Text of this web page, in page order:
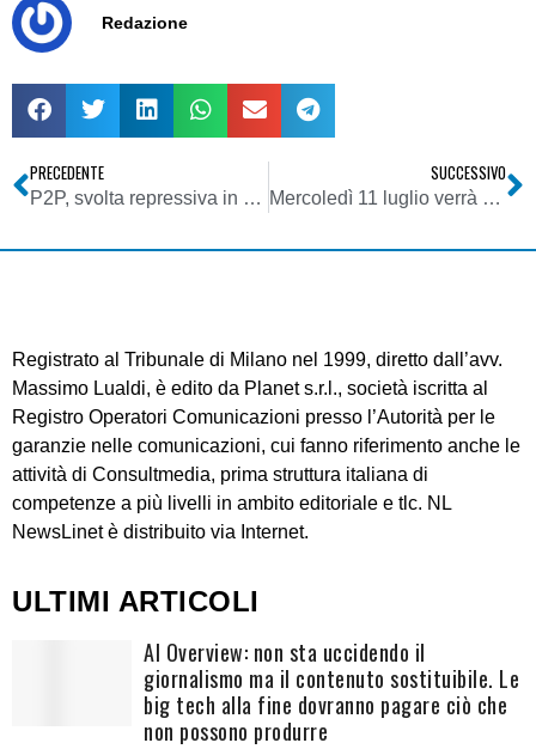
Redazione
PRECEDENTE
P2P, svolta repressiva in Belgio
SUCCESSIVO
Mercoledì 11 luglio verrà presentata a Milano Virgin Radio
Registrato al Tribunale di Milano nel 1999, diretto dall’avv.
Massimo Lualdi, è edito da Planet s.r.l., società iscritta al
Registro Operatori Comunicazioni presso l’Autorità per le
garanzie nelle comunicazioni, cui fanno riferimento anche le
attività di Consultmedia, prima struttura italiana di
competenze a più livelli in ambito editoriale e tlc. NL
NewsLinet è distribuito via Internet.
ULTIMI ARTICOLI
AI Overview: non sta uccidendo il
giornalismo ma il contenuto sostituibile. Le
big tech alla fine dovranno pagare ciò che
non possono produrre